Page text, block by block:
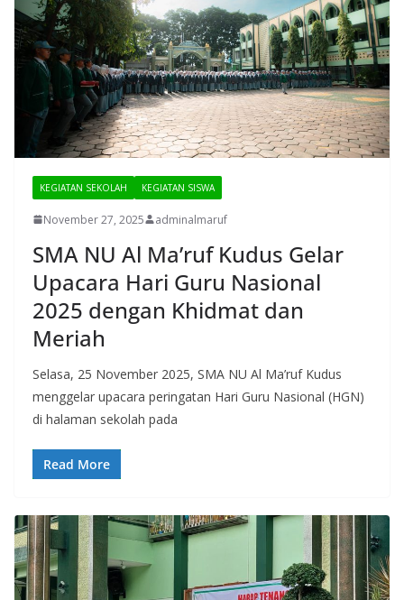
KEGIATAN SEKOLAH KEGIATAN SISWA
November 27, 2025 adminalmaruf
SMA NU Al Ma’ruf Kudus Gelar
Upacara Hari Guru Nasional
2025 dengan Khidmat dan
Meriah
Selasa, 25 November 2025, SMA NU Al Ma’ruf Kudus
menggelar upacara peringatan Hari Guru Nasional (HGN)
di halaman sekolah pada
Read More